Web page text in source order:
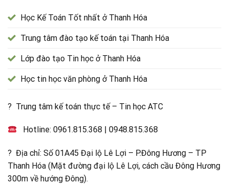
Học Kế Toán Tốt nhất ở Thanh Hóa
Trung tâm đào tạo kế toán tại Thanh Hóa
Lớp đào tạo Tin học ở Thanh Hóa
Học tin học văn phòng ở Thanh Hóa
? Trung tâm kế toán thực tế – Tin học ATC
Hotline:0961.815.368 |0948.815.368
? Địa chỉ: Số 01A45 Đại lộ Lê Lợi – P.Đông Hương – TP
Thanh Hóa (Mặt đường đại lộ Lê Lợi, cách cầu Đông Hương
300m về hướng Đông).